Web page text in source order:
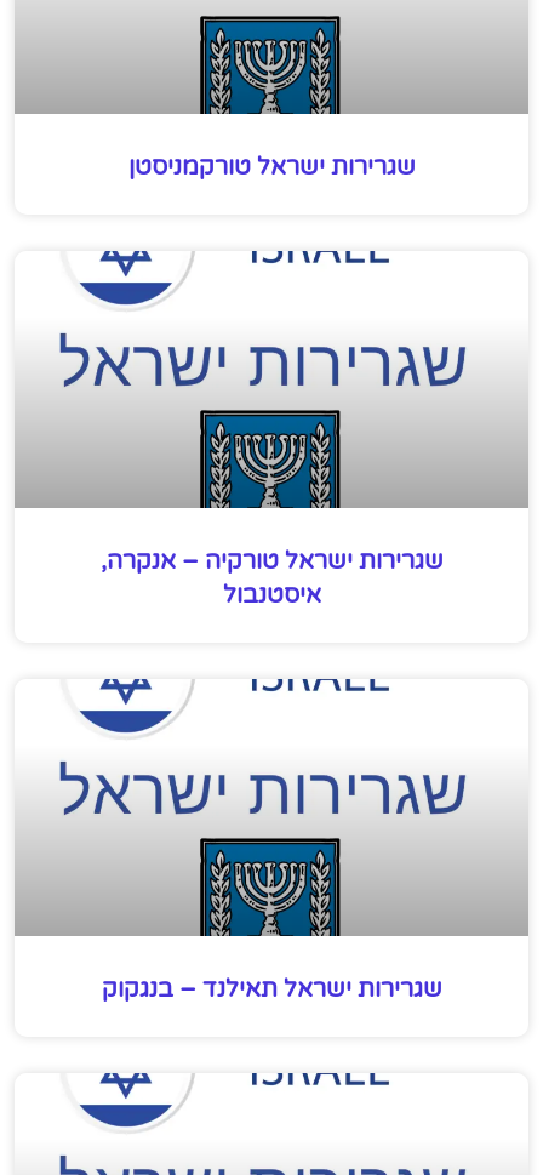
שגרירות ישראל טורקמניסטן
שגרירות ישראל טורקיה – אנקרה,
איסטנבול
שגרירות ישראל תאילנד – בנגקוק